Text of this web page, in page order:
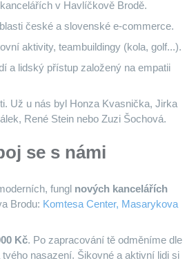
v Havlíčkově Brodě.
české a slovenské e-commerce.
aktivity, teambuildingy (kola, golf...).
a lidský přístup založený na empatii
Už u nás byl Honza Kvasnička, Jirka
René Stein nebo Zuzi Šochová.
se s námi
fungl nových kancelářích
Brodu: Komtesa Center, Masarykova
Kč. Po zapracování tě odměníme dle
nasazení. Šikovné a aktivní lidi si